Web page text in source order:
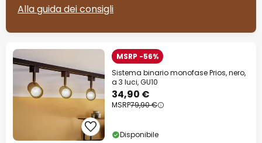
Alla guida dei consigli
MSRP -56%
Sistema binario monofase Prios, nero,
a 3 luci, GU10
34,90 €
MSRP79,90 €
Disponibile